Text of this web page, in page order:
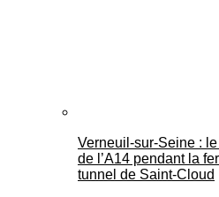
Verneuil-sur-Seine :
de l’A14 pendant la
tunnel de Saint-Cloud